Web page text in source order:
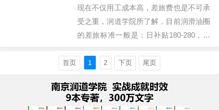
掀…
现在不仅用工成本高，差旅费也是不可承
受之重，润道学院所了解，目前润滑油圈
的差旅标准一般是：日补贴180-280，通
销售人员一般月出差20天算，差旅费用大
门困难，很多企业发现差旅费大大节省，
而2023年行业萎缩市场下行…
首页 1 2 下页 尾页